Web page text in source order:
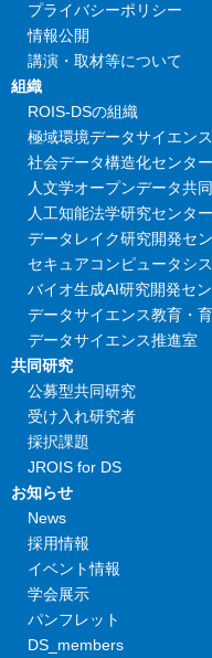
プライバシーポリシー
情報公開
講演・取材等について
組織
ROIS-DSの組織
極域環境データサイエン
社会データ構造化センター
人文学オープンデータ共
人工知能法学研究センター
データレイク研究開発セ
セキュアコンピュータシ
バイオ生成AI研究開発セ
データサイエンス教育・
データサイエンス推進室
共同研究
公募型共同研究
受け入れ研究者
採択課題
JROIS for DS
お知らせ
News
採用情報
イベント情報
学会展示
パンフレット
DS_members